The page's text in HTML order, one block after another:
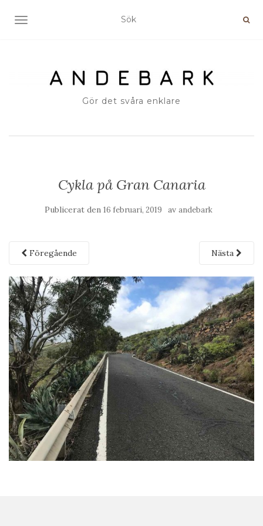
SLÅ PÅ/AV NAVIGERING
Gör det svåra enklare
Cykla på Gran Canaria
Publicerat den 16 februari, 2019 av andebark
Föregående Nästa